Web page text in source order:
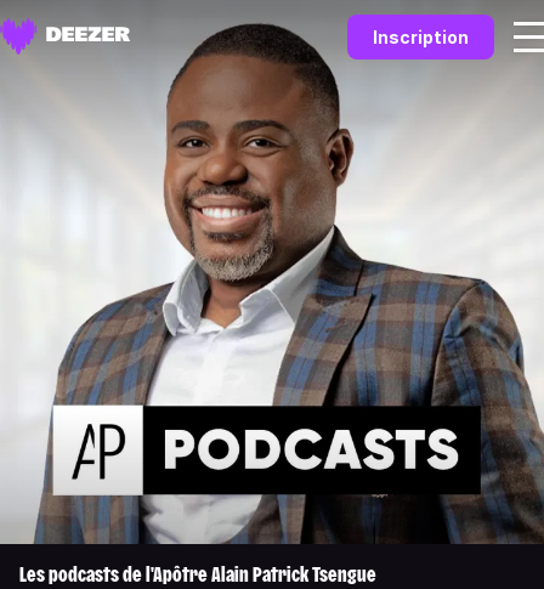
Inscription
Les podcasts de l'Apôtre Alain Patrick Tsengue